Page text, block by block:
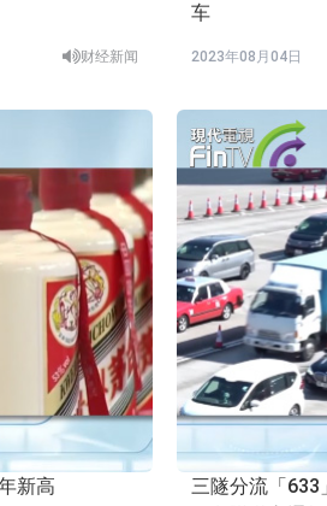
财经新闻
车
2023年08月04日
新高
三隧分流「633